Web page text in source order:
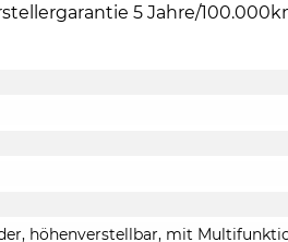
5 Jahre/
höhenverstellbar, mit